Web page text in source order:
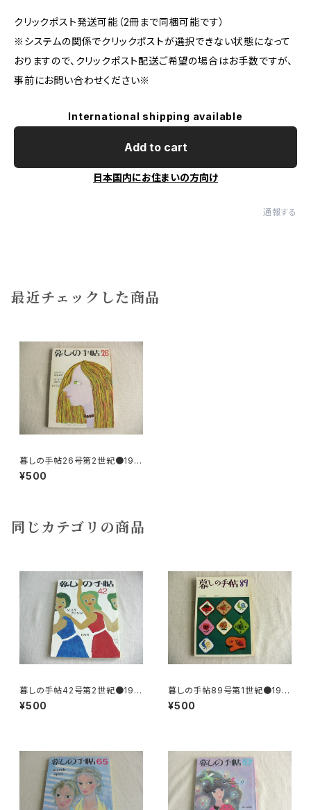
クリックポスト発送可能（2冊まで同梱可能です）
※システムの関係でクリックポストが選択できない状態になって
おりますので、クリックポスト配送ご希望の場合はお手数ですが、
事前にお問い合わせください※
International shipping available
Add to cart
日本国内にお住まいの方向け
通報する
最近チェックした商品
暮しの手帖26号第2世紀●197
3
¥500
同じカテゴリの商品
暮しの手帖42号第2世紀●197
6
¥500
暮しの手帖89号第1世紀●196
7
¥500